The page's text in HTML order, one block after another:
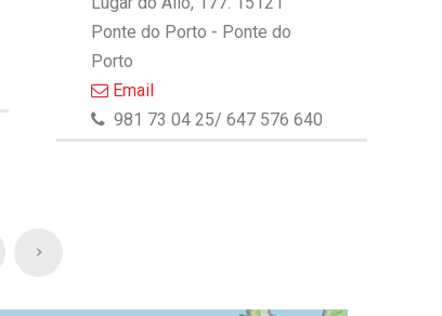
Ponte do Porto - Ponte do
Porto
Email
981 73 04 25/ 647 576 640